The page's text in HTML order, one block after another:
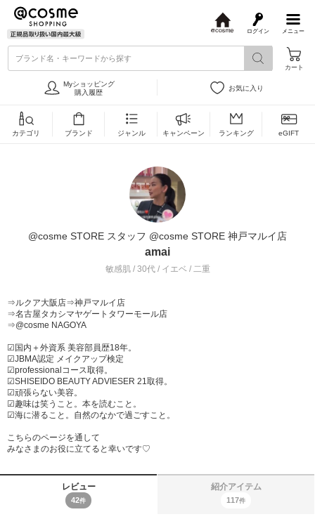
メニュー
ログイン
s
ブランド名・キーワードから探す
カート
Myショッピング
購入履歴
お気に入り
カテゴリ ブランド ジャンル キャンペーン ランキング eGIFT
@cosme STORE スタッフ @cosme STORE 神戸マルイ店
amai
敏感肌 / 30代 / イエベ / 二重
⇒ルクア大阪店⇒神戸マルイ店
⇒名古屋タカシマヤゲートタワーモール店
⇒@cosme NAGOYA
︎︎︎︎︎︎☑︎国内＋外資系 美容部員歴18年。
︎︎︎︎︎︎︎︎︎︎︎︎☑︎JBMA認定 メイクアップ検定
︎︎︎︎︎︎☑︎professionalコース取得。
︎︎︎︎☑︎SHISEIDO BEAUTY ADVIESER 21取得。
︎︎︎︎︎︎☑︎頑張らない美容。
︎︎︎︎︎︎☑︎趣味は笑うこと。本を読むこと。
︎︎︎︎☑︎海に潜ること。自然のなかで過ごすこと。
こちらのページを通して
みなさまのお役に立てると幸いです♡
レビュー
42件
紹介アイテム
117件